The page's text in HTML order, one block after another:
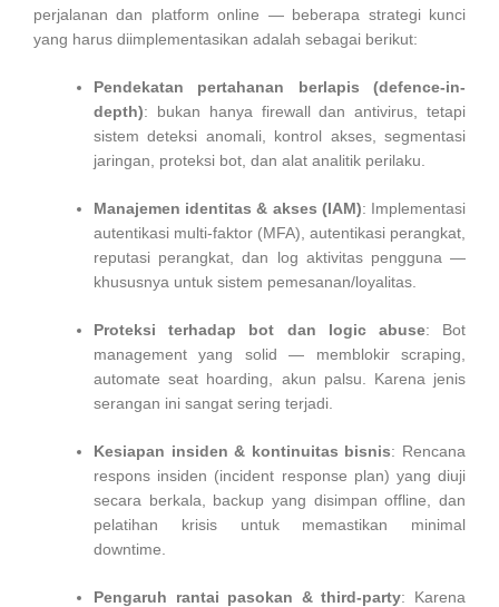
perjalanan dan platform online — beberapa strategi kunci
yang harus diimplementasikan adalah sebagai berikut:
Pendekatan pertahanan berlapis (defence-in-
depth): bukan hanya firewall dan antivirus, tetapi
sistem deteksi anomali, kontrol akses, segmentasi
jaringan, proteksi bot, dan alat analitik perilaku.
Manajemen identitas & akses (IAM): Implementasi
autentikasi multi-faktor (MFA), autentikasi perangkat,
reputasi perangkat, dan log aktivitas pengguna —
khususnya untuk sistem pemesanan/loyalitas.
Proteksi terhadap bot dan logic abuse: Bot
management yang solid — memblokir scraping,
automate seat hoarding, akun palsu. Karena jenis
serangan ini sangat sering terjadi.
Kesiapan insiden & kontinuitas bisnis: Rencana
respons insiden (incident response plan) yang diuji
secara berkala, backup yang disimpan offline, dan
pelatihan krisis untuk memastikan minimal
downtime.
Pengaruh rantai pasokan & third-party: Karena